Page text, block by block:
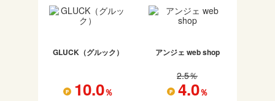
GLUCK（グルック）
10.0％
アンジェ web shop
2.5％
4.0％